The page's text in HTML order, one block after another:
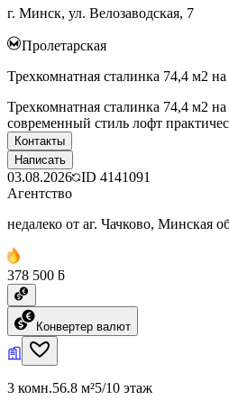
г. Минск, ул. Велозаводская, 7
Пролетарская
Трехкомнатная сталинка 74,4 м2
Трехкомнатная сталинка 74,4 м2 на
современный стиль лофт
Контакты
Написать
03.08.2026 ID 4141091
Агентство
недалеко от аг. Чачково, Минская
378 500 ƃ
Конвертер валют
3 комн.56.8 м²5/10 этаж